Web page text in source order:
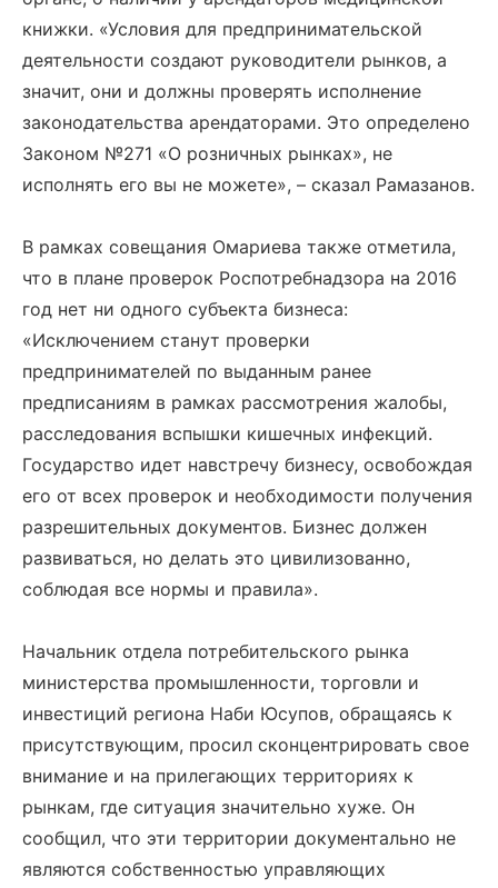
книжки. «Условия для предпринимательской
деятельности создают руководители рынков, а
значит, они и должны проверять исполнение
законодательства арендаторами. Это определено
Законом №271 «О розничных рынках», не
исполнять его вы не можете», – сказал Рамазанов.
В рамках совещания Омариева также отметила,
что в плане проверок Роспотребнадзора на 2016
год нет ни одного субъекта бизнеса:
«Исключением станут проверки
предпринимателей по выданным ранее
предписаниям в рамках рассмотрения жалобы,
расследования вспышки кишечных инфекций.
Государство идет навстречу бизнесу, освобождая
его от всех проверок и необходимости получения
разрешительных документов. Бизнес должен
развиваться, но делать это цивилизованно,
соблюдая все нормы и правила».
Начальник отдела потребительского рынка
министерства промышленности, торговли и
инвестиций региона Наби Юсупов, обращаясь к
присутствующим, просил сконцентрировать свое
внимание и на прилегающих территориях к
рынкам, где ситуация значительно хуже. Он
сообщил, что эти территории документально не
являются собственностью управляющих